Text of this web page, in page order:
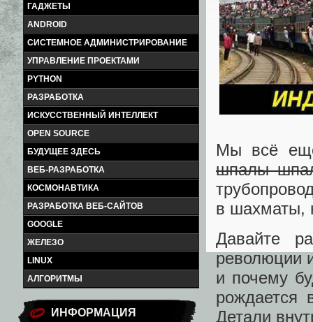
ГАДЖЕТЫ
ANDROID
СИСТЕМНОЕ АДМИНИСТРИРОВАНИЕ
УПРАВЛЕНИЕ ПРОЕКТАМИ
PYTHON
РАЗРАБОТКА
ИСКУССТВЕННЫЙ ИНТЕЛЛЕКТ
OPEN SOURCE
БУДУЩЕЕ ЗДЕСЬ
ВЕБ-РАЗРАБОТКА
КОСМОНАВТИКА
РАЗРАБОТКА ВЕБ-САЙТОВ
GOOGLE
ЖЕЛЕЗО
LINUX
АЛГОРИТМЫ
ИНФОРМАЦИЯ
Мы всё
шпалы
в шахматы,
Давайте
революции
и почему
рождается
Детали